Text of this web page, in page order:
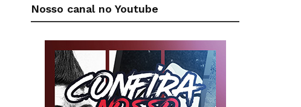
Nosso canal no Youtube